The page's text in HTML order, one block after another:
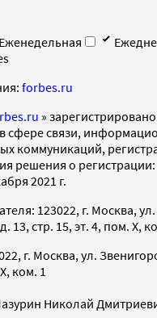
Еженедельная
forbes.ru
»
сфере связи,
коммуникаций,
решения о
2021 г.
123022, г. Москва, ул.
13, стр. 15, эт. 4, пом. X,
г. Москва, ул.
ком. 1
Николай